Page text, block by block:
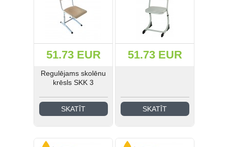
51.73 EUR
Regulējams skolēnu
krēsls SKK 3
SKATĪT
51.73 EUR
SKATĪT